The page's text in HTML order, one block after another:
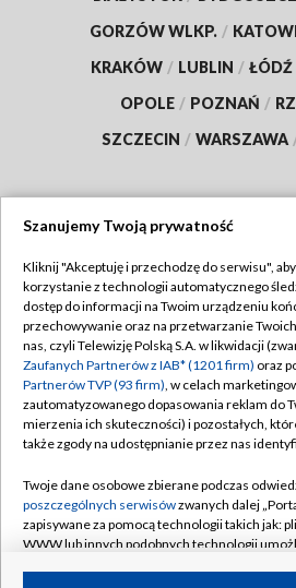
GORZÓW WLKP. /
KRAKÓW / LUBLIN / ŁÓDŹ
OPOLE / POZNAŃ /
SZCZECIN / WARSZAWA
TVP
Abonament TVP
Emisja w TVP
Centrum informacji TVP
Naziemna Telewizja Cyfrowa
Rada Programowa
System NOS
Informacje o nadawcy
Regulamin
Polityka
Moje zgody
Pomoc
Kontakt
Kanały
Szanujemy Twoją prywatność
Kliknij "Akceptuję i przechodzę do serwisu",
korzystanie z technologii automatycznego
dostęp do informacji na Twoim urządzeniu
przechowywanie oraz na przetwarzanie
nas, czyli Telewizję Polską S.A. w likwidacji
Zaufanych Partnerów z IAB* (1201 firm) oraz
Partnerów TVP (93 firm), w celach
zautomatyzowanego dopasowania reklam do
mierzenia ich skuteczności) i pozostałych,
także zgody na udostępnianie przez nas
Twoje dane osobowe zbierane podczas
poszczególnych serwisówzwanych dalej
zapisywane za pomocą technologii takich jak:
WWW lub innych podobnych technologii